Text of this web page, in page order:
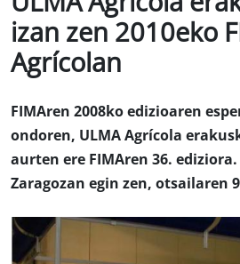
izan zen 2010eko
Agrícolan
FIMAren 2008ko edizioaren
ondoren, ULMA Agrícola
aurten ere FIMAren 36.
Zaragozan egin zen, otsailaren